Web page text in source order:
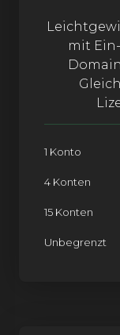
mit
1 Konto
4 Konten
15 Konten
Unbegrenzt